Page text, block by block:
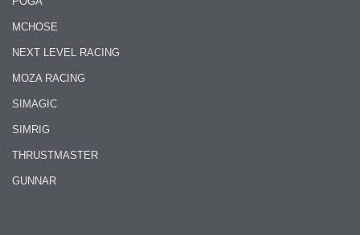
MCHOSE
NEXT LEVEL RACING
MOZA RACING
SIMAGIC
SIMRIG
THRUSTMASTER
GUNNAR